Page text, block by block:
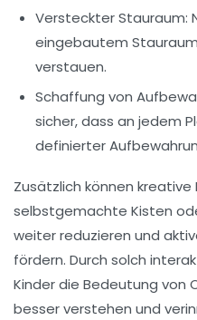
Versteckter Stauraum:
eingebautem
verstauen.
Schaffung von
sicher, dass an jedem
definierter
Zusätzlich können kreative
selbstgemachte Kisten
weiter reduzieren und
fördern. Durch solch
Kinder die Bedeutung von
besser verstehen und